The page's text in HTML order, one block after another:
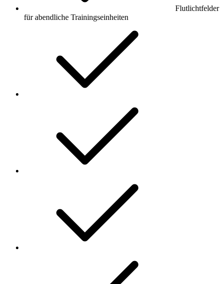
Flutlichtfelder
für abendliche Trainingseinheiten